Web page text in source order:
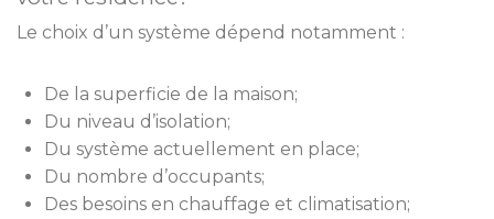
Le choix d’un système dépend notamment :
De la superficie de la maison;
Du niveau d’isolation;
Du système actuellement en place;
Du nombre d’occupants;
Des besoins en chauffage et climatisation;